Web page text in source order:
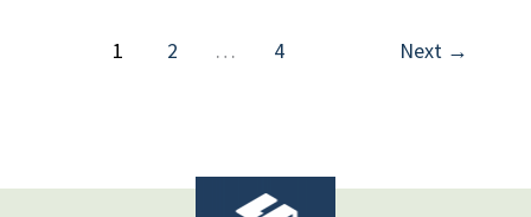
1 2 … 4 Next →